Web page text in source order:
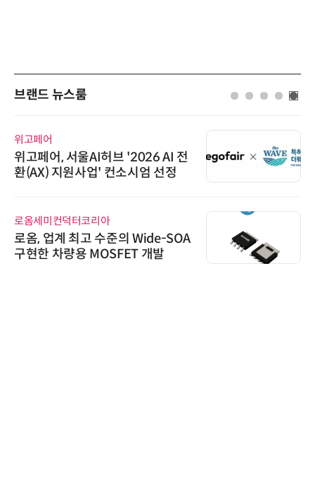
브랜드 뉴스룸
위고페어
위고페어, 서울AI허브 '2026 AI 전
환(AX) 지원사업' 컨소시엄 선정
로옴세미컨덕터코리아
로옴, 업계 최고 수준의 Wide-SOA
구현한 차량용 MOSFET 개발